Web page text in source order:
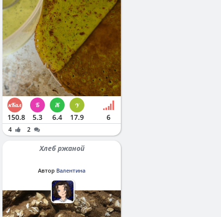
150.8 5.3 6.4 17.9 6
4 2
Хлеб ржаной
Автор Валентина